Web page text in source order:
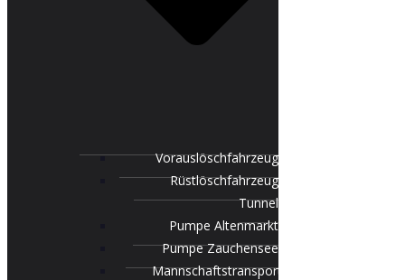
Vorauslöschfahrzeug
Rüstlöschfahrzeug
Tunnel
Pumpe Altenmarkt
Pumpe Zauchensee
Mannschaftstransportfahrzeug